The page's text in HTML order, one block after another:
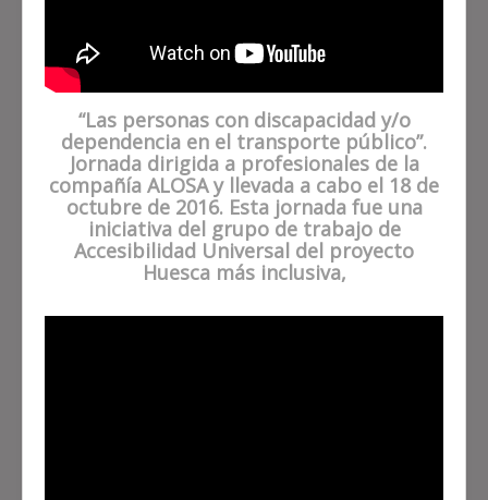
“Las personas con discapacidad y/o
dependencia en el transporte público”.
Jornada dirigida a profesionales de la
compañía ALOSA y llevada a cabo el 18 de
octubre de 2016. Esta jornada fue una
iniciativa del grupo de trabajo de
Accesibilidad Universal del proyecto
Huesca más inclusiva,